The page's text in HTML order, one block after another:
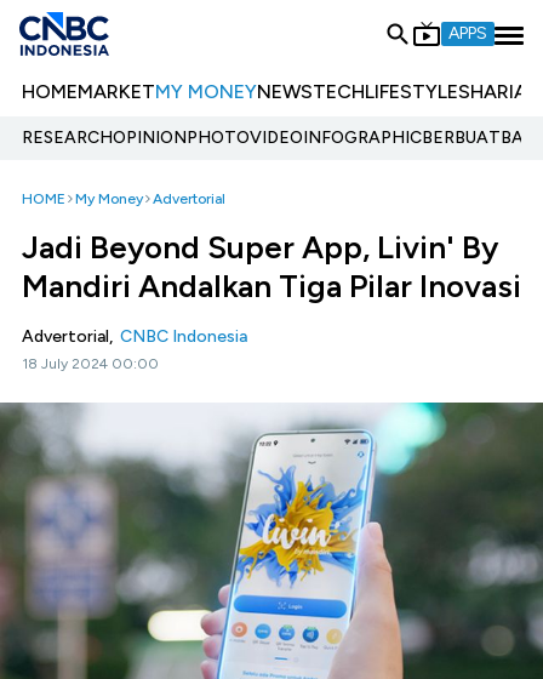
APPS
HOMEMARKETMY MONEYNEWSTECHLIFESTYLESHARIA
RESEARCHOPINIONPHOTOVIDEOINFOGRAPHIC
HOME My Money Advertorial
Jadi Beyond Super App, Livin' By
Mandiri Andalkan Tiga Pilar Inovasi
Advertorial, CNBC Indonesia
18 July 2024 00:00